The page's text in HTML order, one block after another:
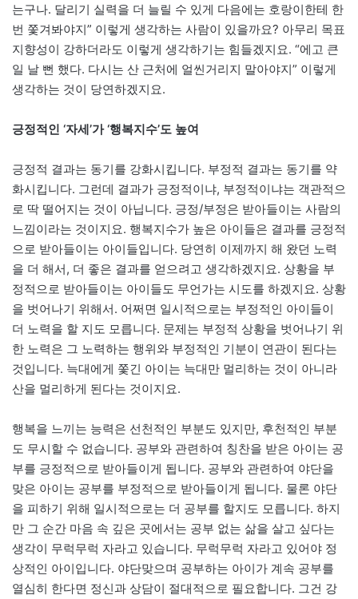
는구나. 달리기 실력을 더 늘릴 수 있게 다음에는 호랑이한테 한
번 쫓겨봐야지” 이렇게 생각하는 사람이 있을까요? 아무리 목표
지향성이 강하더라도 이렇게 생각하기는 힘들겠지요. “에고 큰
일 날 뻔 했다. 다시는 산 근처에 얼씬거리지 말아야지” 이렇게
생각하는 것이 당연하겠지요.
긍정적인 ‘자세’가 ‘행복지수’도 높여
긍정적 결과는 동기를 강화시킵니다. 부정적 결과는 동기를 약
화시킵니다. 그런데 결과가 긍정적이냐, 부정적이냐는 객관적으
로 딱 떨어지는 것이 아닙니다. 긍정/부정은 받아들이는 사람의
느낌이라는 것이지요. 행복지수가 높은 아이들은 결과를 긍정적
으로 받아들이는 아이들입니다. 당연히 이제까지 해 왔던 노력
을 더 해서, 더 좋은 결과를 얻으려고 생각하겠지요. 상황을 부
정적으로 받아들이는 아이들도 무언가는 시도를 하겠지요. 상황
을 벗어나기 위해서. 어쩌면 일시적으로는 부정적인 아이들이
더 노력을 할 지도 모릅니다. 문제는 부정적 상황을 벗어나기 위
한 노력은 그 노력하는 행위와 부정적인 기분이 연관이 된다는
것입니다. 늑대에게 쫓긴 아이는 늑대만 멀리하는 것이 아니라
산을 멀리하게 된다는 것이지요.
행복을 느끼는 능력은 선천적인 부분도 있지만, 후천적인 부분
도 무시할 수 없습니다. 공부와 관련하여 칭찬을 받은 아이는 공
부를 긍정적으로 받아들이게 됩니다. 공부와 관련하여 야단을
맞은 아이는 공부를 부정적으로 받아들이게 됩니다. 물론 야단
을 피하기 위해 일시적으로는 더 공부를 할지도 모릅니다. 하지
만 그 순간 마음 속 깊은 곳에서는 공부 없는 삶을 살고 싶다는
생각이 무럭무럭 자라고 있습니다. 무럭무럭 자라고 있어야 정
상적인 아이입니다. 야단맞으며 공부하는 아이가 계속 공부를
열심히 한다면 정신과 상담이 절대적으로 필요합니다. 그건 강